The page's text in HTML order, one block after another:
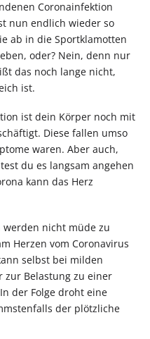
Coronainfektion
nun endlich wieder so
ab in die Sportklamotten
oder? Nein, denn nur
das noch lange nicht,
ist.
ist dein Körper noch mit
Diese fallen umso
waren. Aber auch,
du es langsam angehen
kann das Herz
nicht müde zu
Herzen vom Coronavirus
selbst bei milden
zur Belastung zu einer
der Folge droht eine
der plötzliche